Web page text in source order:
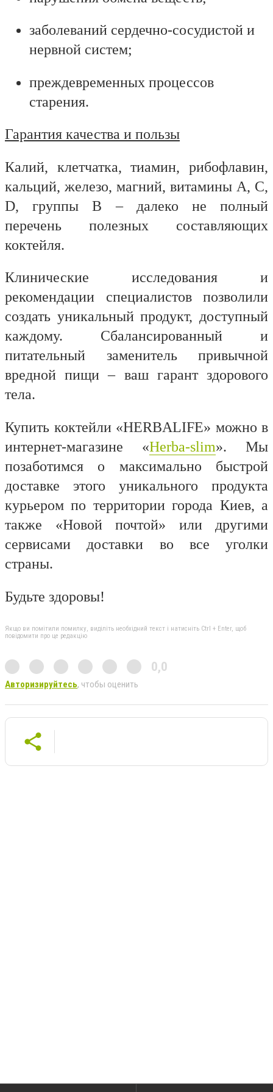
заболеваний сердечно-сосудистой и
нервной систем;
преждевременных процессов
старения.
Гарантия качества и пользы
Калий, клетчатка, тиамин, рибофлавин,
кальций, железо, магний, витамины А, С,
D, группы В – далеко не полный
перечень полезных составляющих
коктейля.
Клинические исследования и
рекомендации специалистов позволили
создать уникальный продукт, доступный
каждому. Сбалансированный и
питательный заменитель привычной
вредной пищи – ваш гарант здорового
тела.
Купить коктейли «HERBALIFE» можно в
интернет-магазине «Herba-slim». Мы
позаботимся о максимально быстрой
доставке этого уникального продукта
курьером по территории города Киев, а
также «Новой почтой» или другими
сервисами доставки во все уголки
страны.
Будьте здоровы!
Якщо ви помітили помилку, виділіть необхідний текст і натисніть Ctrl + Enter, щоб
повідомити про це редакцію
0,0
Авторизируйтесь, чтобы оценить